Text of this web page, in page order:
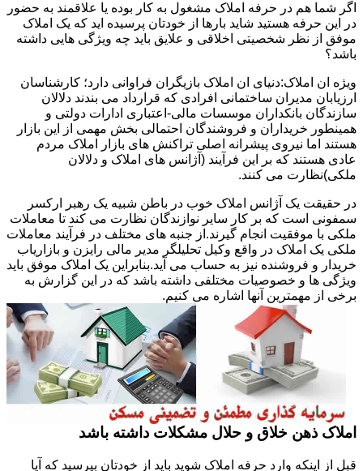
اگر شما هم در حرفه املاک مشغول به کار بوده یا علاقمند به حضور
در این حرفه هستید شاید بارها از خودتان پرسیده اید که یک املاک
موفق از نظر شخصیتی اخلاقی و علایق باید چه ویژگی هایی داشته
باشد؟
ویژه ان املاک:دنیای ان املاک بازیگران فراوانی دارد؛ کارشناسان
ارزیابان مدیران ساختمانی افرادی که قرارداد می بندند دلالان
سازندگان بانکداران موسسات مالی-اعتباری ادارات دولتی و
همینطور خریداران و فروشندگان احتمالی بخش مهمی از این بازار
هستند اما نیروی پیشرانه اصلی تراکنش های بازار املاک مردم
عادی هستند که بر این فرآیند (آژانس های املاک و دلالان
ملکی)نظارت می کنند.
در حقیقت یک آژانس املاک خوب در باطن شبیه یک رهبر ارکسر
سمفونی است که بر کار سایر نوازندگان نظارت می کند تا معاملات
ملکی با موفقیت انجام گیرند.از جنبه های مختلف در فرآیند معاملات
ملکی یک املاک در واقع وکیل تحلیلگر مدیر مالی رایزن و بازاریاب
خریدار و فروشنده نیز به حساب می آید.بنابراین یک املاک موفق باید
ویژگی ها و خصوصیات مختلفی داشته باشد که در این گزارش به
برخی از مهمترین آنها اشاره می کنیم.
املاک ذهن خلاق و حلال مشکلات داشته باشد
قبل از اینکه وارد حرفه املاک شوید باید از خودتان بپرسید که آیا